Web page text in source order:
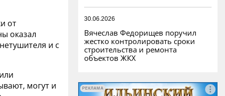
от
оказал
и с
могут и
30.06.2026
Вячеслав Федорищев поручил
жестко контролировать сроки
строительства и ремонта
объектов ЖКХ
РЕКЛАМА